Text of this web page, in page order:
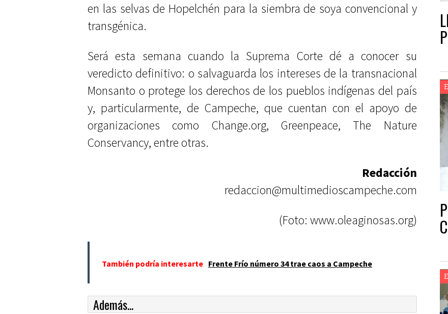
en las selvas de Hopelchén para la siembra de soya convencional y
transgénica.
Será esta semana cuando la Suprema Corte dé a conocer su
veredicto definitivo: o salvaguarda los intereses de la transnacional
Monsanto o protege los derechos de los pueblos indígenas del país
y, particularmente, de Campeche, que cuentan con el apoyo de
organizaciones como Change.org, Greenpeace, The Nature
Conservancy, entre otras.
Redacción
redaccion@multimedioscampeche.com
(Foto: www.oleaginosas.org)
También podría interesarte Frente Frío número 34 trae caos a Campeche
Además...